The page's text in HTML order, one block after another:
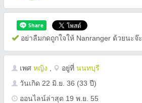
อย่าลืมกดถูกใจให้ Nanranger ด้วยนะจ๊ะ
เพศ หญิง อยู่ที่ นนทบุรี
วันเกิด 22 มิ.ย. 36 (33 ปี)
ออนไลน์ล่าสุด 19 พ.ย. 55